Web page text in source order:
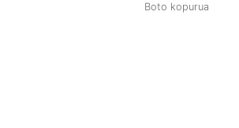
Boto kopurua